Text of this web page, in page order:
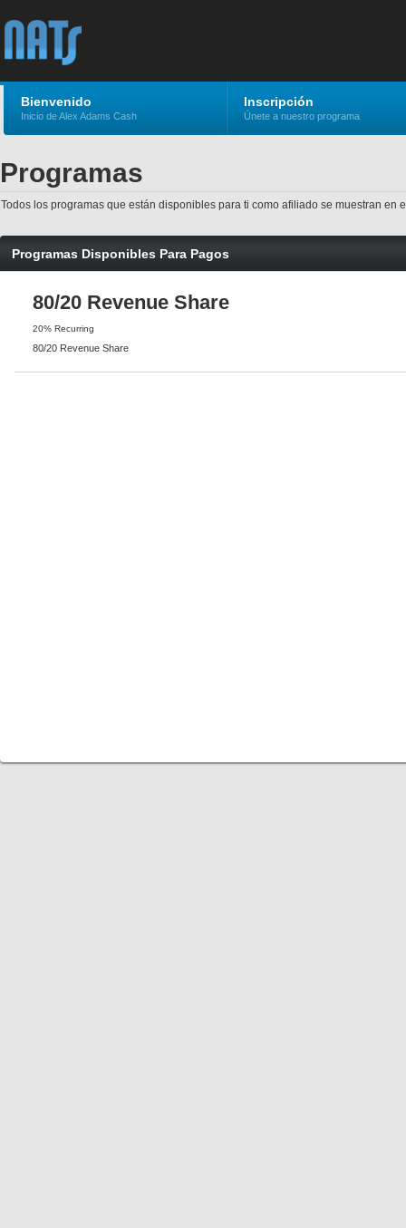
Bienvenido
Inicio de Alex Adams Cash
Inscripción
Únete a nuestro programa
Programas
Todos los programas que están disponibles para ti como afiliado se muestran
Programas Disponibles Para Pagos
80/20 Revenue Share
20% Recurring
80/20 Revenue Share